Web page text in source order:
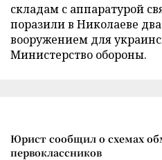
складам с аппаратурой
поразили в Николаеве два
вооружением для
Министерство обороны.
Юрист сообщил о схемах
первоклассников